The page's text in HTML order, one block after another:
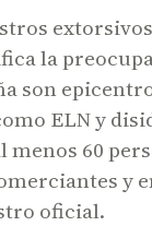
la
son
ELN y
menos 60
y
oficial.